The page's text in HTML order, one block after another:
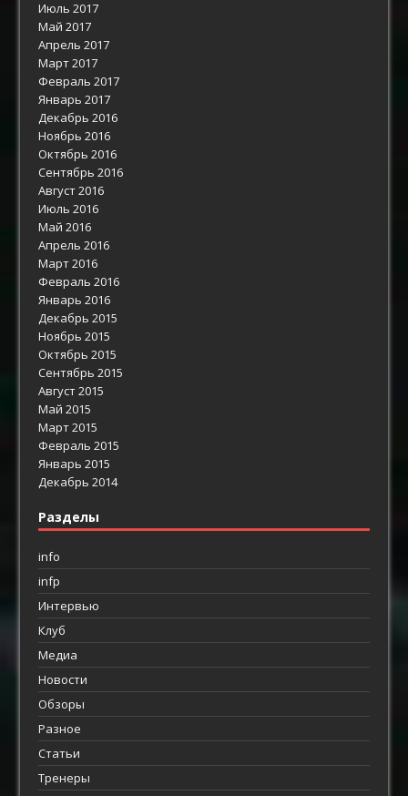
Июль 2017
Май 2017
Апрель 2017
Март 2017
Февраль 2017
Январь 2017
Декабрь 2016
Ноябрь 2016
Октябрь 2016
Сентябрь 2016
Август 2016
Июль 2016
Май 2016
Апрель 2016
Март 2016
Февраль 2016
Январь 2016
Декабрь 2015
Ноябрь 2015
Октябрь 2015
Сентябрь 2015
Август 2015
Май 2015
Март 2015
Февраль 2015
Январь 2015
Декабрь 2014
Разделы
info
infp
Интервью
Клуб
Медиа
Новости
Обзоры
Разное
Статьи
Тренеры